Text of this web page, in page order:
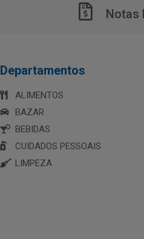
Notas
Departamentos
ALIMENTOS
BAZAR
BEBIDAS
CUIDADOS PESSOAIS
LIMPEZA